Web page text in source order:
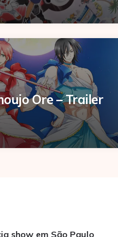
Ore – Trailer
show em São Paulo